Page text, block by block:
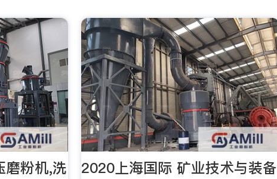
磨粉机,洗
2020上海国际 矿业技术与装备